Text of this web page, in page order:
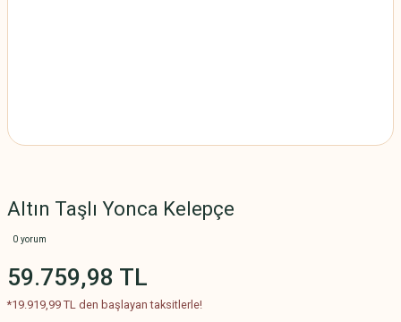
Altın Taşlı Yonca Kelepçe
0 yorum
59.759,98 TL
*19.919,99 TL den başlayan taksitlerle!